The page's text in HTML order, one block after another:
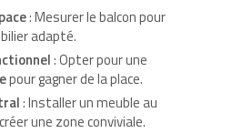
: Mesurer le balcon pour
adapté.
: Opter pour une
pour gagner de la place.
: Installer un meuble au
une zone conviviale.